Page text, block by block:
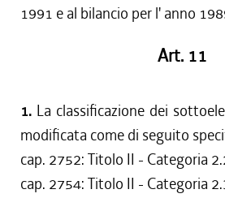
1991 e al bilancio per l' anno
Art. 11
1. La classificazione dei
modificata come di seguito
cap. 2752: Titolo II - Categoria
cap. 2754: Titolo II - Categoria